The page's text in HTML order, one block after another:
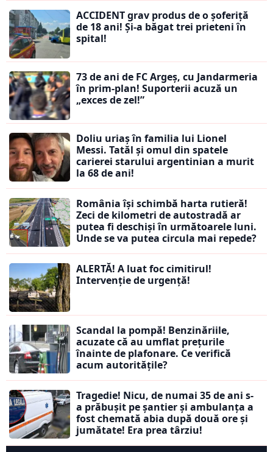
ACCIDENT grav produs de o șoferiță
de 18 ani! Și-a băgat trei prieteni în
spital!
73 de ani de FC Argeș, cu Jandarmeria
în prim-plan! Suporterii acuză un
„exces de zel!”
Doliu uriaș în familia lui Lionel
Messi. Tatăl și omul din spatele
carierei starului argentinian a murit
la 68 de ani!
România își schimbă harta rutieră!
Zeci de kilometri de autostradă ar
putea fi deschiși în următoarele luni.
Unde se va putea circula mai repede?
ALERTĂ! A luat foc cimitirul!
Intervenție de urgență!
Scandal la pompă! Benzinăriile,
acuzate că au umflat prețurile
înainte de plafonare. Ce verifică
acum autoritățile?
Tragedie! Nicu, de numai 35 de ani s-
a prăbușit pe șantier și ambulanța a
fost chemată abia după două ore și
jumătate! Era prea târziu!